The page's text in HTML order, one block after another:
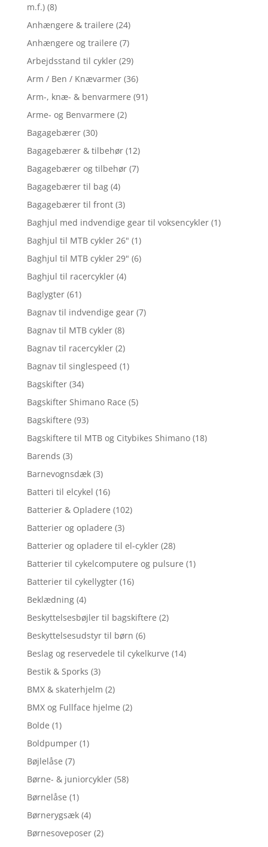
m.f.) (8)
Anhængere & trailere (24)
Anhængere og trailere (7)
Arbejdsstand til cykler (29)
Arm / Ben / Knævarmer (36)
Arm-, knæ- & benvarmere (91)
Arme- og Benvarmere (2)
Bagagebærer (30)
Bagagebærer & tilbehør (12)
Bagagebærer og tilbehør (7)
Bagagebærer til bag (4)
Bagagebærer til front (3)
Baghjul med indvendige gear til voksencykler (1)
Baghjul til MTB cykler 26" (1)
Baghjul til MTB cykler 29" (6)
Baghjul til racercykler (4)
Baglygter (61)
Bagnav til indvendige gear (7)
Bagnav til MTB cykler (8)
Bagnav til racercykler (2)
Bagnav til singlespeed (1)
Bagskifter (34)
Bagskifter Shimano Race (5)
Bagskiftere (93)
Bagskiftere til MTB og Citybikes Shimano (18)
Barends (3)
Barnevognsdæk (3)
Batteri til elcykel (16)
Batterier & Opladere (102)
Batterier og opladere (3)
Batterier og opladere til el-cykler (28)
Batterier til cykelcomputere og pulsure (1)
Batterier til cykellygter (16)
Beklædning (4)
Beskyttelsesbøjler til bagskiftere (2)
Beskyttelsesudstyr til børn (6)
Beslag og reservedele til cykelkurve (14)
Bestik & Sporks (3)
BMX & skaterhjelm (2)
BMX og Fullface hjelme (2)
Bolde (1)
Boldpumper (1)
Bøjlelåse (7)
Børne- & juniorcykler (58)
Børnelåse (1)
Børnerygsæk (4)
Børnesoveposer (2)